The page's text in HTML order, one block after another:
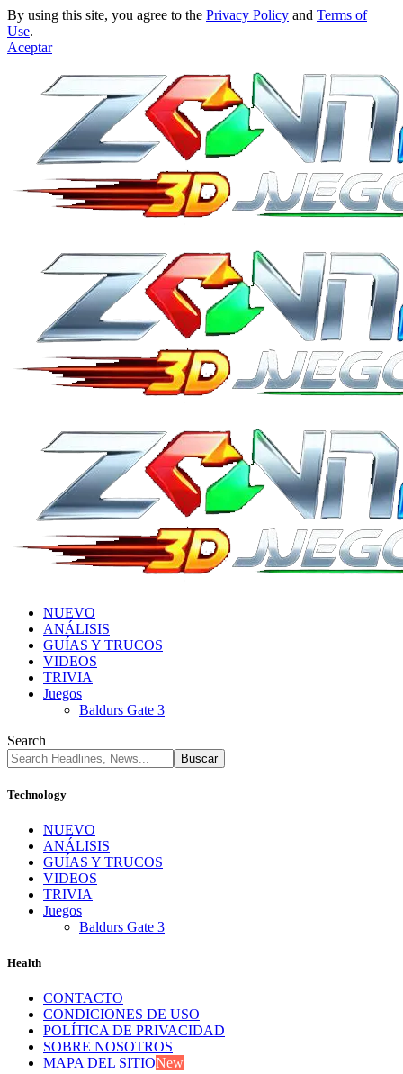
By using this site, you agree to the Privacy Policy and Terms of
Use.
Aceptar
NUEVO
ANÁLISIS
GUÍAS Y TRUCOS
VIDEOS
TRIVIA
Juegos
Baldurs Gate 3
Search
Technology
NUEVO
ANÁLISIS
GUÍAS Y TRUCOS
VIDEOS
TRIVIA
Juegos
Baldurs Gate 3
Health
CONTACTO
CONDICIONES DE USO
POLÍTICA DE PRIVACIDAD
SOBRE NOSOTROS
MAPA DEL SITIONew